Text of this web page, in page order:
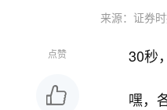
来源：证券
点赞 30秒
嘿，